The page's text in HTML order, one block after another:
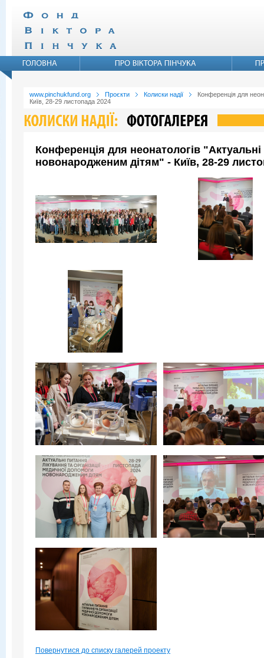
www.pinchukfund.org Проєкти Колиски надії
Конференція для
Київ, 28-29 листопада 2024
Конференція для неонатологів
новонародженим дітям" - Київ, 28-29
Повернутися до списку галерей проекту